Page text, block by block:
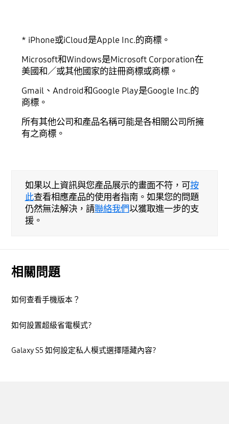
* iPhone或iCloud是Apple Inc.的商標。
Microsoft和Windows是Microsoft Corporation在
美國和／或其他國家的註冊商標或商標。
Gmail、Android和Google Play是Google Inc.的
商標。
所有其他公司和產品名稱可能是各相關公司所擁
有之商標。
如果以上資訊與您產品展示的畫面不符，可按
此查看相應產品的使用者指南。如果您的問題
仍然無法解決，請聯絡我們以獲取進一步的支
援。
相關問題
如何查看手機版本？
如何設置超級省電模式?
Galaxy S5 如何設定私人模式選擇隱藏內容?